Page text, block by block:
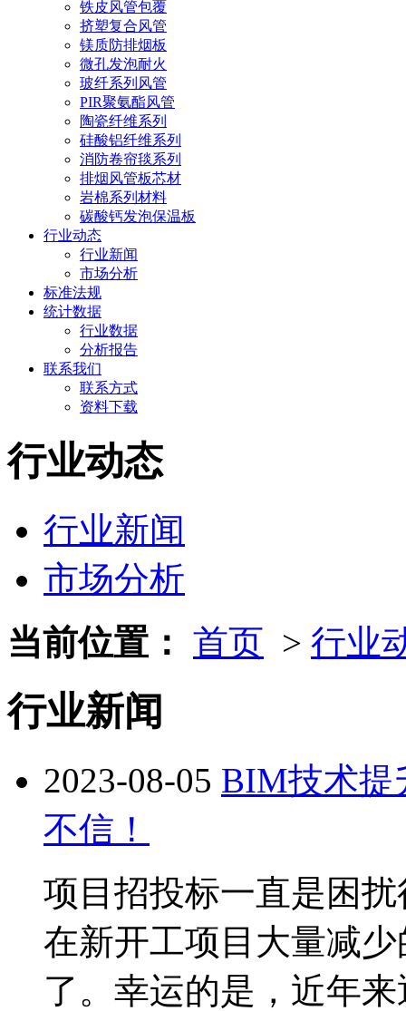
铁皮风管包覆
挤塑复合风管
镁质防排烟板
微孔发泡耐火
玻纤系列风管
PIR聚氨酯风管
陶瓷纤维系列
硅酸铝纤维系列
消防卷帘毯系列
排烟风管板芯材
岩棉系列材料
碳酸钙发泡保温板
行业动态
行业新闻
市场分析
标准法规
统计数据
行业数据
分析报告
联系我们
联系方式
资料下载
行业动态
行业新闻
市场分析
当前位置： 首页 > 行业
行业新闻
2023-08-05 BIM技术提
不信！
项目招投标一直是困
在新开工项目大量减
了。幸运的是，近年